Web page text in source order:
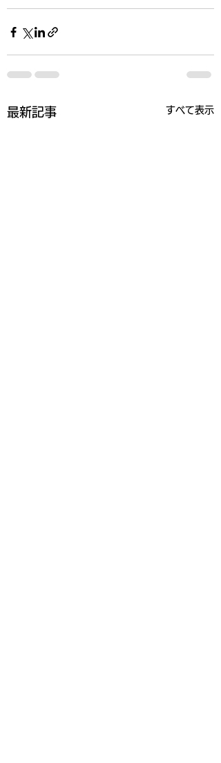
最新記事 すべて表示